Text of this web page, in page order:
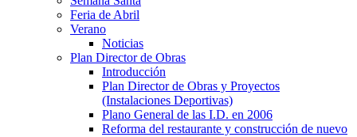
Feria de Abril
Verano
Noticias
Plan Director de Obras
Introducción
Plan Director de Obras y Proyectos
(Instalaciones Deportivas)
Plano General de las I.D. en 2006
Reforma del restaurante y construcción de nuevo